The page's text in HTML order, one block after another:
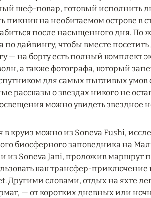
шеф-повар, готовый исполнить
пикник на необитаемом острове в
после насыщенного дня. По
по дайвингу, чтобы вместе
— на борту есть полный комплект
а также фотографа, который
для самых пытливых умов
рассказы о звездах никого не
можно увидеть звездное
в круиз можно из Soneva Fushi,
биосферного заповедника на
Soneva Jani, проложив маршрут
как трансфер-
Другими словами, отдых на яхте
— от коротких дневных или